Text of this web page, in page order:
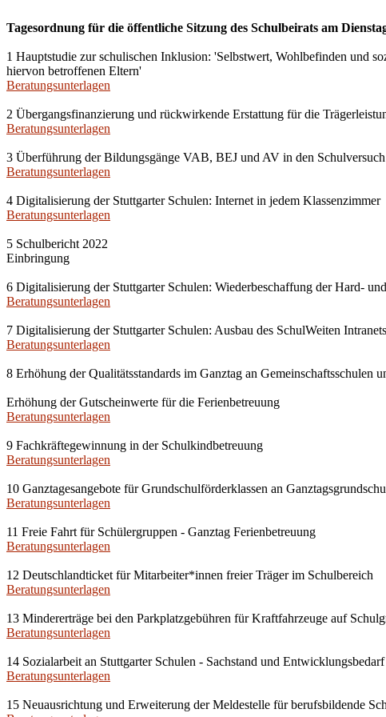
Tagesordnung für die öffentliche Sitzung des Schulbeirats am
1 Hauptstudie zur schulischen Inklusion: 'Selbstwert, Wohlbefinden und
hiervon betroffenen Eltern'
Beratungsunterlagen
2 Übergangsfinanzierung und rückwirkende Erstattung für die
Beratungsunterlagen
3 Überführung der Bildungsgänge VAB, BEJ und AV in den
Beratungsunterlagen
4 Digitalisierung der Stuttgarter Schulen: Internet in jedem Klassenzimmer
Beratungsunterlagen
5 Schulbericht 2022
Einbringung
6 Digitalisierung der Stuttgarter Schulen: Wiederbeschaffung der Hard-
Beratungsunterlagen
7 Digitalisierung der Stuttgarter Schulen: Ausbau des SchulWeiten
Beratungsunterlagen
8 Erhöhung der Qualitätsstandards im Ganztag an Gemeinschaftsschulen
Erhöhung der Gutscheinwerte für die Ferienbetreuung
Beratungsunterlagen
9 Fachkräftegewinnung in der Schulkindbetreuung
Beratungsunterlagen
10 Ganztagesangebote für Grundschulförderklassen an
Beratungsunterlagen
11 Freie Fahrt für Schülergruppen - Ganztag Ferienbetreuung
Beratungsunterlagen
12 Deutschlandticket für Mitarbeiter*innen freier Träger im Schulbereich
Beratungsunterlagen
13 Mindererträge bei den Parkplatzgebühren für Kraftfahrzeuge auf
Beratungsunterlagen
14 Sozialarbeit an Stuttgarter Schulen - Sachstand und Entwicklungsbedarf
Beratungsunterlagen
15 Neuausrichtung und Erweiterung der Meldestelle für berufsbildende